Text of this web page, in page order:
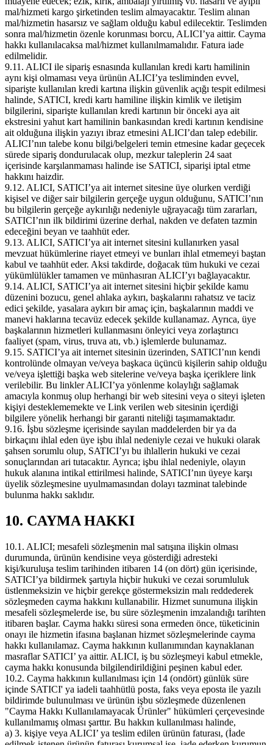
mal/hizmeti kargo şirketinden teslim almayacaktır. Teslim alınan
mal/hizmetin hasarsız ve sağlam olduğu kabul edilecektir. Teslimden
sonra mal/hizmetin özenle korunması borcu, ALICI’ya aittir. Cayma
hakkı kullanılacaksa mal/hizmet kullanılmamalıdır. Fatura iade
edilmelidir.
9.11. ALICI ile sipariş esnasında kullanılan kredi kartı hamilinin
aynı kişi olmaması veya ürünün ALICI’ya tesliminden evvel,
siparişte kullanılan kredi kartına ilişkin güvenlik açığı tespit edilmesi
halinde, SATICI, kredi kartı hamiline ilişkin kimlik ve iletişim
bilgilerini, siparişte kullanılan kredi kartının bir önceki aya ait
ekstresini yahut kart hamilinin bankasından kredi kartının kendisine
ait olduğuna ilişkin yazıyı ibraz etmesini ALICI’dan talep edebilir.
ALICI’nın talebe konu bilgi/belgeleri temin etmesine kadar geçecek
sürede sipariş dondurulacak olup, mezkur taleplerin 24 saat
içerisinde karşılanmaması halinde ise SATICI, siparişi iptal etme
hakkını haizdir.
9.12. ALICI, SATICI’ya ait internet sitesine üye olurken verdiği
kişisel ve diğer sair bilgilerin gerçeğe uygun olduğunu, SATICI’nın
bu bilgilerin gerçeğe aykırılığı nedeniyle uğrayacağı tüm zararları,
SATICI’nın ilk bildirimi üzerine derhal, nakden ve defaten tazmin
edeceğini beyan ve taahhüt eder.
9.13. ALICI, SATICI’ya ait internet sitesini kullanırken yasal
mevzuat hükümlerine riayet etmeyi ve bunları ihlal etmemeyi baştan
kabul ve taahhüt eder. Aksi takdirde, doğacak tüm hukuki ve cezai
yükümlülükler tamamen ve münhasıran ALICI’yı bağlayacaktır.
9.14. ALICI, SATICI’ya ait internet sitesini hiçbir şekilde kamu
düzenini bozucu, genel ahlaka aykırı, başkalarını rahatsız ve taciz
edici şekilde, yasalara aykırı bir amaç için, başkalarının maddi ve
manevi haklarına tecavüz edecek şekilde kullanamaz. Ayrıca, üye
başkalarının hizmetleri kullanmasını önleyici veya zorlaştırıcı
faaliyet (spam, virus, truva atı, vb.) işlemlerde bulunamaz.
9.15. SATICI’ya ait internet sitesinin üzerinden, SATICI’nın kendi
kontrolünde olmayan ve/veya başkaca üçüncü kişilerin sahip olduğu
ve/veya işlettiği başka web sitelerine ve/veya başka içeriklere link
verilebilir. Bu linkler ALICI’ya yönlenme kolaylığı sağlamak
amacıyla konmuş olup herhangi bir web sitesini veya o siteyi işleten
kişiyi desteklememekte ve Link verilen web sitesinin içerdiği
bilgilere yönelik herhangi bir garanti niteliği taşımamaktadır.
9.16. İşbu sözleşme içerisinde sayılan maddelerden bir ya da
birkaçını ihlal eden üye işbu ihlal nedeniyle cezai ve hukuki olarak
şahsen sorumlu olup, SATICI’yı bu ihlallerin hukuki ve cezai
sonuçlarından ari tutacaktır. Ayrıca; işbu ihlal nedeniyle, olayın
hukuk alanına intikal ettirilmesi halinde, SATICI’nın üyeye karşı
üyelik sözleşmesine uyulmamasından dolayı tazminat talebinde
bulunma hakkı saklıdır.
10. CAYMA HAKKI
10.1. ALICI; mesafeli sözleşmenin mal satışına ilişkin olması
durumunda, ürünün kendisine veya gösterdiği adresteki
kişi/kuruluşa teslim tarihinden itibaren 14 (on dört) gün içerisinde,
SATICI’ya bildirmek şartıyla hiçbir hukuki ve cezai sorumluluk
üstlenmeksizin ve hiçbir gerekçe göstermeksizin malı reddederek
sözleşmeden cayma hakkını kullanabilir. Hizmet sunumuna ilişkin
mesafeli sözleşmelerde ise, bu süre sözleşmenin imzalandığı tarihten
itibaren başlar. Cayma hakkı süresi sona ermeden önce, tüketicinin
onayı ile hizmetin ifasına başlanan hizmet sözleşmelerinde cayma
hakkı kullanılamaz. Cayma hakkının kullanımından kaynaklanan
masraflar SATICI’ ya aittir. ALICI, iş bu sözleşmeyi kabul etmekle,
cayma hakkı konusunda bilgilendirildiğini peşinen kabul eder.
10.2. Cayma hakkının kullanılması için 14 (ondört) günlük süre
içinde SATICI' ya iadeli taahhütlü posta, faks veya eposta ile yazılı
bildirimde bulunulması ve ürünün işbu sözleşmede düzenlenen
"Cayma Hakkı Kullanılamayacak Ürünler" hükümleri çerçevesinde
kullanılmamış olması şarttır. Bu hakkın kullanılması halinde,
a) 3. kişiye veya ALICI’ ya teslim edilen ürünün faturası, (İade